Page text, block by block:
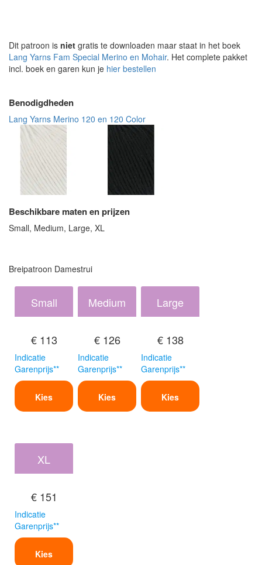
Dit patroon is niet gratis te downloaden maar staat in het boek
Lang Yarns Fam Special Merino en Mohair. Het complete pakket
incl. boek en garen kun je hier bestellen
Benodigdheden
Lang Yarns Merino 120 en 120 Color
Beschikbare maten en prijzen
Small, Medium, Large, XL
Breipatroon Damestrui
Small
€ 113
Indicatie
Garenprijs**
Kies
Medium
€ 126
Indicatie
Garenprijs**
Kies
Large
€ 138
Indicatie
Garenprijs**
Kies
XL
€ 151
Indicatie
Garenprijs**
Kies